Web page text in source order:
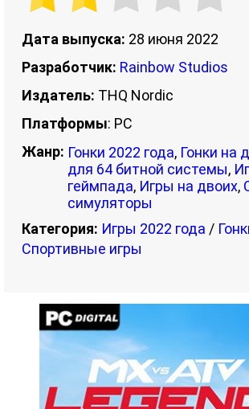
Дата выпуска: 28 июня 2022
Разработчик: Rainbow Studios
Издатель: THQ Nordic
Платформы: PC
Жанр: Гонки 2022 года, Гонки на
для 64 битной системы,
геймпада, Игры на двоих,
симуляторы
Категория: Игры 2022 года /
Спортивные игры